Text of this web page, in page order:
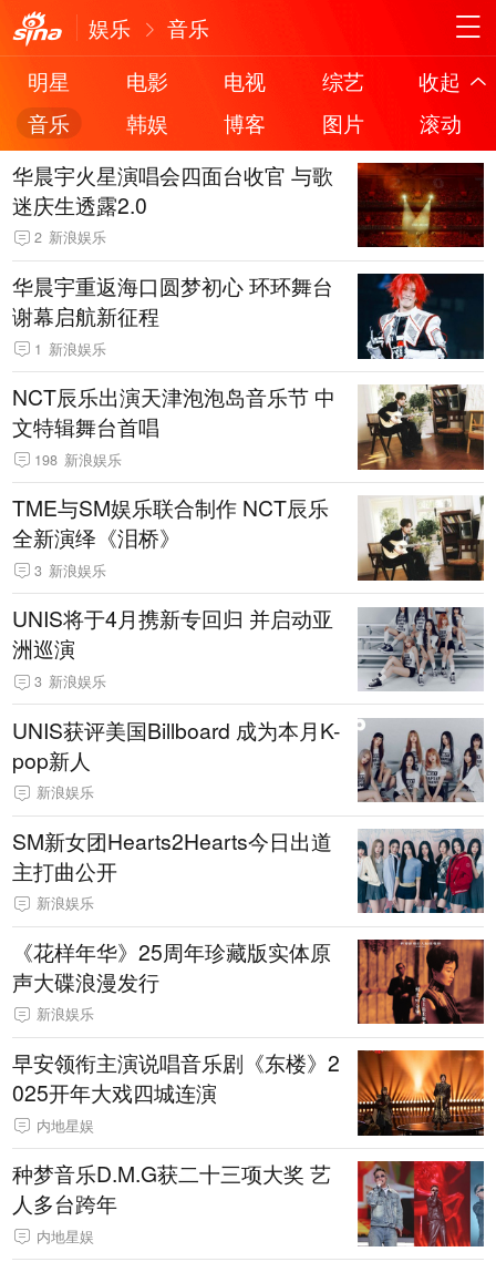
娱乐
音乐
明星
电影 电视 综艺
收起
音乐
韩娱 博客 图片
滚动
华晨宇火星演唱会四面台收官 与歌
迷庆生透露2.0
2 新浪娱乐
华晨宇重返海口圆梦初心 环环舞台
谢幕启航新征程
1 新浪娱乐
NCT辰乐出演天津泡泡岛音乐节 中
文特辑舞台首唱
198 新浪娱乐
TME与SM娱乐联合制作 NCT辰乐
全新演绎《泪桥》
3 新浪娱乐
UNIS将于4月携新专回归 并启动亚
洲巡演
3 新浪娱乐
UNIS获评美国Billboard 成为本月K-
pop新人
新浪娱乐
SM新女团Hearts2Hearts今日出道
主打曲公开
新浪娱乐
《花样年华》25周年珍藏版实体原
声大碟浪漫发行
新浪娱乐
早安领衔主演说唱音乐剧《东楼》2
025开年大戏四城连演
内地星娱
种梦音乐D.M.G获二十三项大奖 艺
人多台跨年
内地星娱